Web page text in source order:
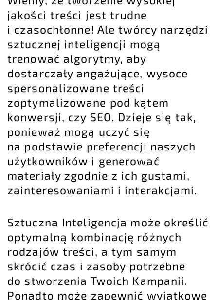
jakości treści jest trudne
i czasochłonne! Ale twórcy narzędzi
sztucznej inteligencji mogą
trenować algorytmy, aby
dostarczały angażujące, wysoce
spersonalizowane treści
zoptymalizowane pod kątem
konwersji, czy SEO. Dzieje się tak,
ponieważ mogą uczyć się
na podstawie preferencji naszych
użytkowników i generować
materiały zgodnie z ich gustami,
zainteresowaniami i interakcjami.
Sztuczna Inteligencja może określić
optymalną kombinację różnych
rodzajów treści, a tym samym
skrócić czas i zasoby potrzebne
do stworzenia Twoich Kampanii.
Ponadto może zapewnić wyjątkowe